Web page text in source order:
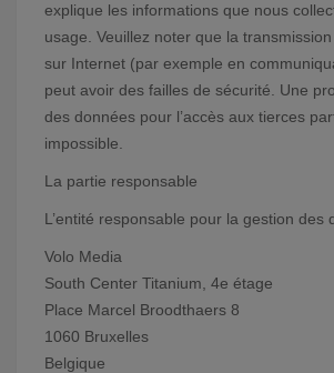
explique les informations que nous
usage. Veuillez noter que la
sur Internet (par exemple en
peut avoir des failles de sécurité. Une
des données pour l’accès aux tierces
impossible.
La partie responsable
L’entité responsable pour la gestion des
Volo Media
South Center Titanium, 4e étage
Place Marcel Broodthaers 8
1060 Bruxelles
Belgique